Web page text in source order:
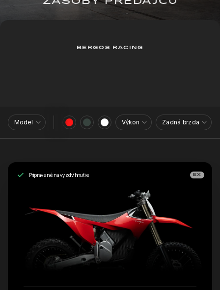
BERGOS RACING
Model Výkon Zadná brzda
Pripravené na vyzdvihnutie EX